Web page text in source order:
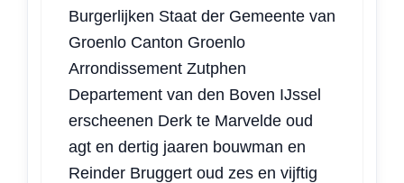
Burgerlijken Staat der Gemeente van
Groenlo Canton Groenlo
Arrondissement Zutphen
Departement van den Boven IJssel
erscheenen Derk te Marvelde oud
agt en dertig jaaren bouwman en
Reinder Bruggert oud zes en vijftig